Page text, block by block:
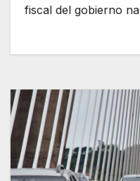
fiscal del gobierno